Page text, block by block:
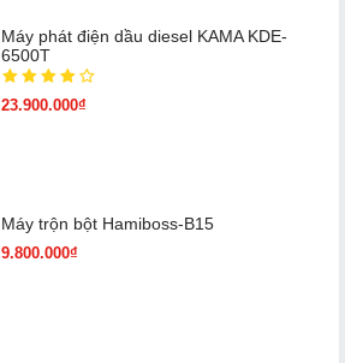
Máy phát điện dầu diesel KAMA KDE-
6500T
23.900.000₫
Máy trộn bột Hamiboss-B15
9.800.000₫